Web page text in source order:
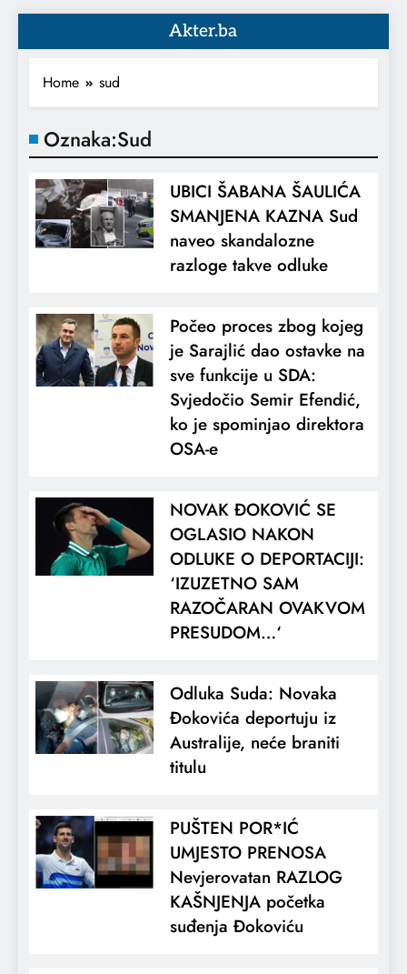
Akter.ba
Home sud
Oznaka:Sud
UBICI ŠABANA ŠAULIĆA
SMANJENA KAZNA Sud
naveo skandalozne
razloge takve odluke
Počeo proces zbog kojeg
je Sarajlić dao ostavke na
sve funkcije u SDA:
Svjedočio Semir Efendić,
ko je spominjao direktora
OSA-e
NOVAK ĐOKOVIĆ SE
OGLASIO NAKON
ODLUKE O DEPORTACIJI:
‘IZUZETNO SAM
RAZOČARAN OVAKVOM
PRESUDOM…‘
Odluka Suda: Novaka
Đokovića deportuju iz
Australije, neće braniti
titulu
PUŠTEN POR*IĆ
UMJESTO PRENOSA
Nevjerovatan RAZLOG
KAŠNJENJA početka
suđenja Đokoviću